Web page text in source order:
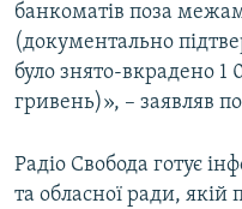
банкоматів поза
(документально
було знято-вкрадено
гривень)», – заявляв
Радіо Свобода готує
та обласної ради, якій